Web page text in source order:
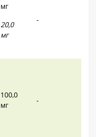
мг
20,0
мг
-
100,0
мг
-